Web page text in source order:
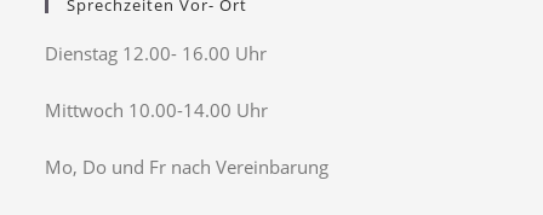
Sprechzeiten Vor- Ort
Dienstag 12.00- 16.00 Uhr
Mittwoch 10.00-14.00 Uhr
Mo, Do und Fr nach Vereinbarung